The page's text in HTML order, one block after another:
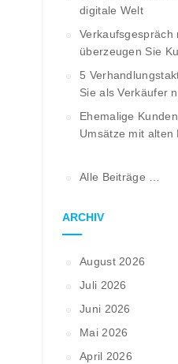
digitale Welt
Verkaufsgespräch
überzeugen Sie
5
Sie als Verkäufer
Ehemalige
Umsätze mit alten
Alle Beiträge …
ARCHIV
August 2026
Juli 2026
Juni 2026
Mai 2026
April 2026